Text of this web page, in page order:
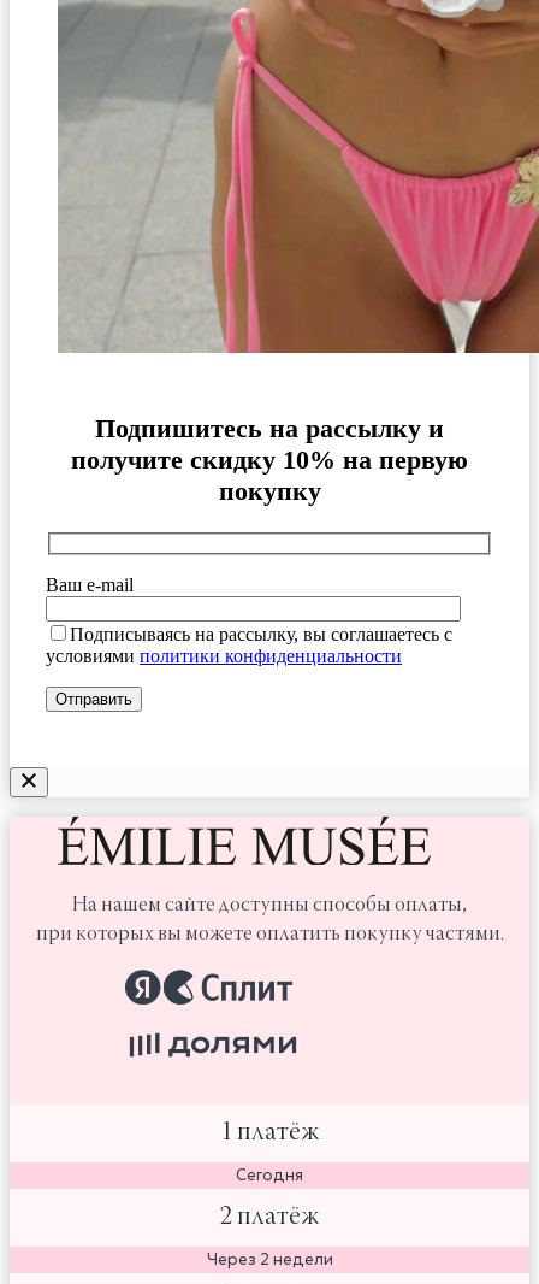
Подпишитесь на рассылку и
получите скидку 10% на первую
покупку
Ваш e-mail
Подписываясь на рассылку, вы соглашаетесь с
условиями политики конфиденциальности
На нашем сайте доступны способы оплаты,
при которых вы можете оплатить покупку частями.
1 платёж
Сегодня
2 платёж
Через 2 недели